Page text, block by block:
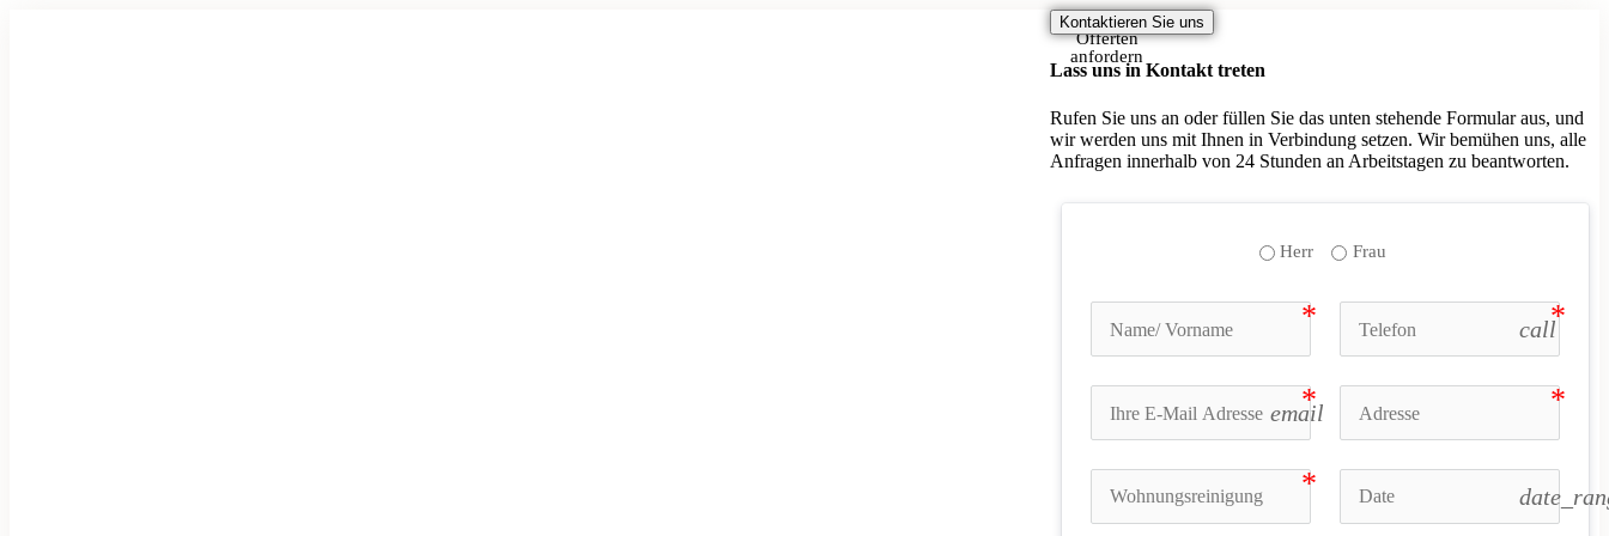
Offerten
anfordern
Kontaktieren Sie uns
Lass uns in Kontakt treten
Rufen Sie uns an oder füllen Sie das unten stehende Formular aus, und
wir werden uns mit Ihnen in Verbindung setzen. Wir bemühen uns, alle
Anfragen innerhalb von 24 Stunden an Arbeitstagen zu beantworten.
Herr Frau
call
email